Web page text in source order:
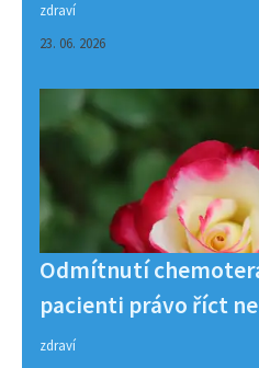
zdraví
23. 06. 2026
Odmítnutí
pacienti právo říct
zdraví